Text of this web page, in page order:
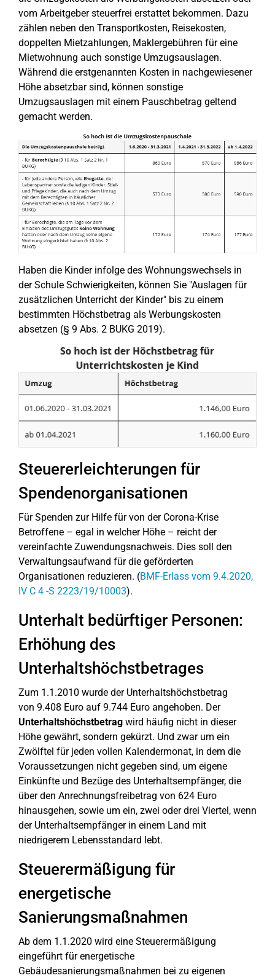
vom Arbeitgeber steuerfrei erstattet bekommen. Dazu
zählen neben den Transportkosten, Reisekosten,
doppelten Mietzahlungen, Maklergebühren für eine
Mietwohnung auch sonstige Umzugsauslagen.
Während die erstgenannten Kosten in nachgewiesener
Höhe absetzbar sind, können sonstige
Umzugsauslagen mit einem Pauschbetrag geltend
gemacht werden.
Haben die Kinder infolge des Wohnungswechsels in
der Schule Schwierigkeiten, können Sie "Auslagen für
zusätzlichen Unterricht der Kinder" bis zu einem
bestimmten Höchstbetrag als Werbungskosten
absetzen (§ 9 Abs. 2 BUKG 2019).
Steuererleichterungen für
Spendenorganisationen
Für Spenden zur Hilfe für von der Corona-Krise
Betroffene – egal in welcher Höhe – reicht der
vereinfachte Zuwendungsnachweis. Dies soll den
Verwaltungsaufwand für die geförderten
Organisationen reduzieren. (BMF-Erlass vom 9.4.2020,
IV C 4 -S 2223/19/10003).
Unterhalt bedürftiger Personen:
Erhöhung des
Unterhaltshöchstbetrages
Zum 1.1.2010 wurde der Unterhaltshöchstbetrag
von 9.408 Euro auf 9.744 Euro angehoben. Der
Unterhaltshöchstbetrag wird häufig nicht in dieser
Höhe gewährt, sondern gekürzt. Und zwar um ein
Zwölftel für jeden vollen Kalendermonat, in dem die
Voraussetzungen nicht gegeben sind, um eigene
Einkünfte und Bezüge des Unterhaltsempfänger, die
über den Anrechnungsfreibetrag von 624 Euro
hinausgehen, sowie um ein, zwei oder drei Viertel, wenn
der Unterhaltsempfänger in einem Land mit
niedrigerem Lebensstandard lebt.
Steuerermäßigung für
energetische
Sanierungsmaßnahmen
Ab dem 1.1.2020 wird eine Steuerermäßigung
eingeführt für energetische
Gebäudesanierungsmaßnahmen bei zu eigenen